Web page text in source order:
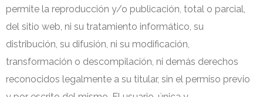
permite la reproducción y/o publicación, total o parcial,
del sitio web, ni su tratamiento informático, su
distribución, su difusión, ni su modificación,
transformación o descompilación, ni demás derechos
reconocidos legalmente a su titular, sin el permiso previo